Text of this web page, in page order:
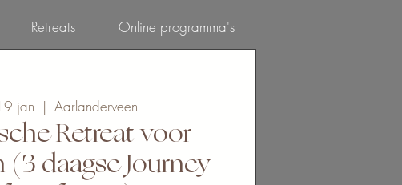
jan
  |
Aarlanderveen
Retreat voor
daagse Journey
Retreats Online programma's